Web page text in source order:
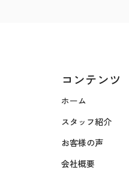
コンテンツ
ホーム
スタッフ紹介
お客様の声
会社概要